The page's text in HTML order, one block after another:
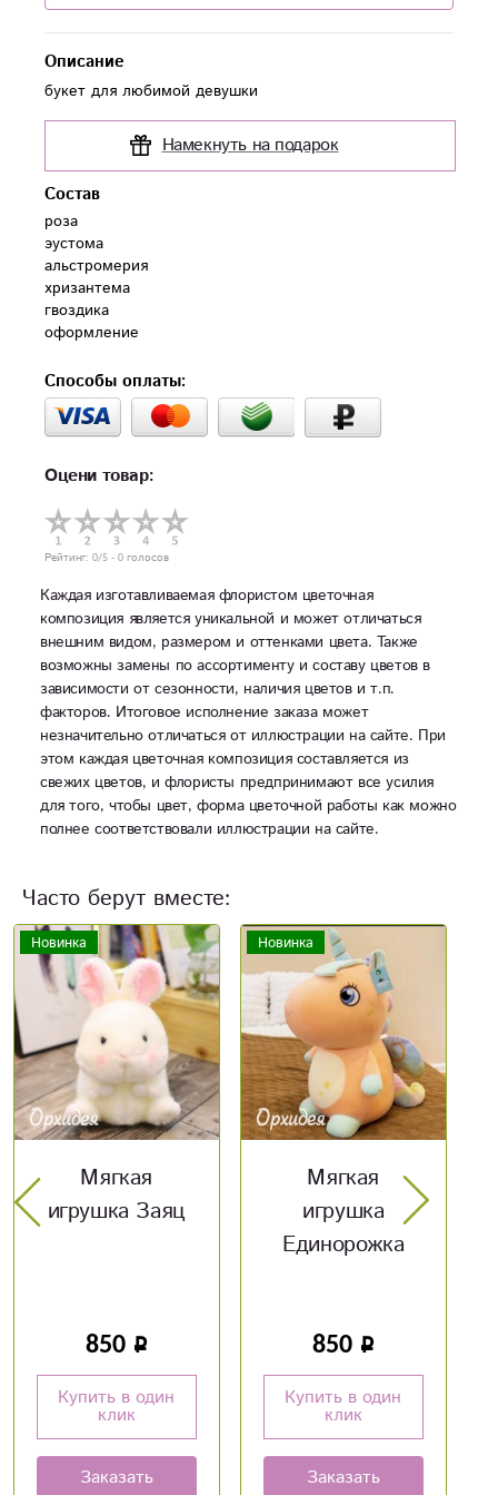
Описание
букет для любимой девушки
Намекнуть на подарок
Состав
роза
эустома
альстромерия
хризантема
гвоздика
Способы оплаты:
Оцени товар:
Рейтинг: 0/5 - 0 голосов
Каждая изготавливаемая флористом цветочная
композиция является уникальной и может отличаться
внешним видом, размером и оттенками цвета. Также
возможны замены по ассортименту и составу цветов в
зависимости от сезонности, наличия цветов и т.п.
факторов. Итоговое исполнение заказа может
незначительно отличаться от иллюстрации на сайте. При
этом каждая цветочная композиция составляется из
свежих цветов, и флористы предпринимают все усилия
для того, чтобы цвет, форма цветочной работы как можно
полнее соответствовали иллюстрации на сайте.
Часто берут вместе:
Новинка
Мягкая
игрушка
850
Купить в один
клик
Заказать
Новинка
Мягкая
игрушка Котик
1 200
Купить в один
клик
Заказать